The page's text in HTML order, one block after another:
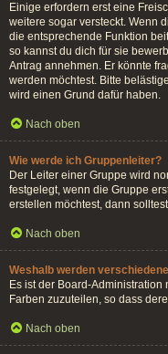
Einige erfordern erst eine
weitere sogar versteckt. Wenn
die entsprechende Funktion
so kannst du dich für sie
Antrag annehmen. Er könnte
werden möchtest. Bitte
wird einen Grund dafür haben.
Nach oben
Wie werde ich Gruppenleiter?
Der Leiter einer Gruppe wird
festgelegt, wenn die Gruppe
erstellen möchtest, dann
Nach oben
Weshalb werden
Es ist der Board-
Farben zuzuteilen, so dass
Nach oben